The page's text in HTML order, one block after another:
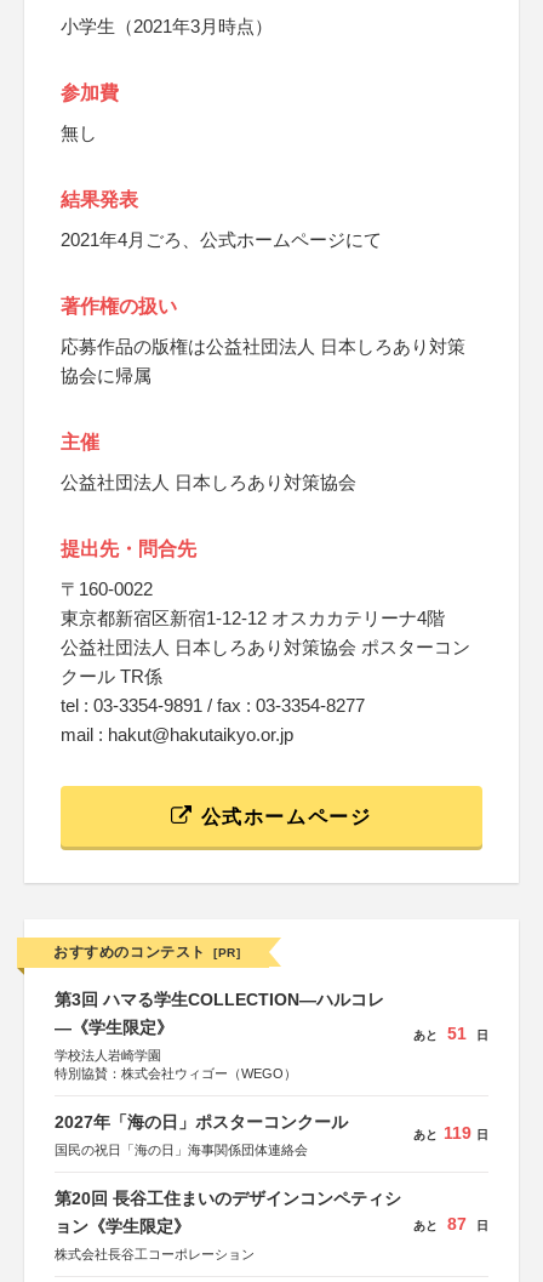
小学生（2021年3月時点）
参加費
無し
結果発表
2021年4月ごろ、公式ホームページにて
著作権の扱い
応募作品の版権は公益社団法人 日本しろあり対策
協会に帰属
主催
公益社団法人 日本しろあり対策協会
提出先・問合先
〒160-0022
東京都新宿区新宿1-12-12 オスカカテリーナ4階
公益社団法人 日本しろあり対策協会 ポスターコン
クール TR係
tel : 03-3354-9891 / fax : 03-3354-8277
mail : hakut@hakutaikyo.or.jp
公式ホームページ
おすすめのコンテスト [PR]
第3回 ハマる学生COLLECTION―ハルコレ
―《学生限定》
学校法人岩崎学園
特別協賛：株式会社ウィゴー（WEGO）
あと 51 日
2027年「海の日」ポスターコンクール
国民の祝日「海の日」海事関係団体連絡会
あと 119 日
第20回 長谷工住まいのデザインコンペティシ
ョン《学生限定》
株式会社長谷工コーポレーション
あと 87 日